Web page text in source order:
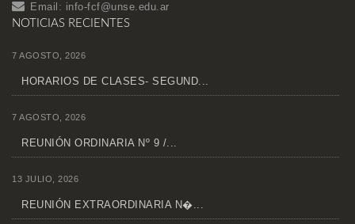
Email: info-fcf@unse.edu.ar
NOTICIAS RECIENTES
7 AGOSTO, 2026
HORARIOS DE CLASES- SEGUND...
7 AGOSTO, 2026
REUNIÓN ORDINARIA Nº 9 /...
13 JULIO, 2026
REUNIÓN EXTRAORDINARIA N�...